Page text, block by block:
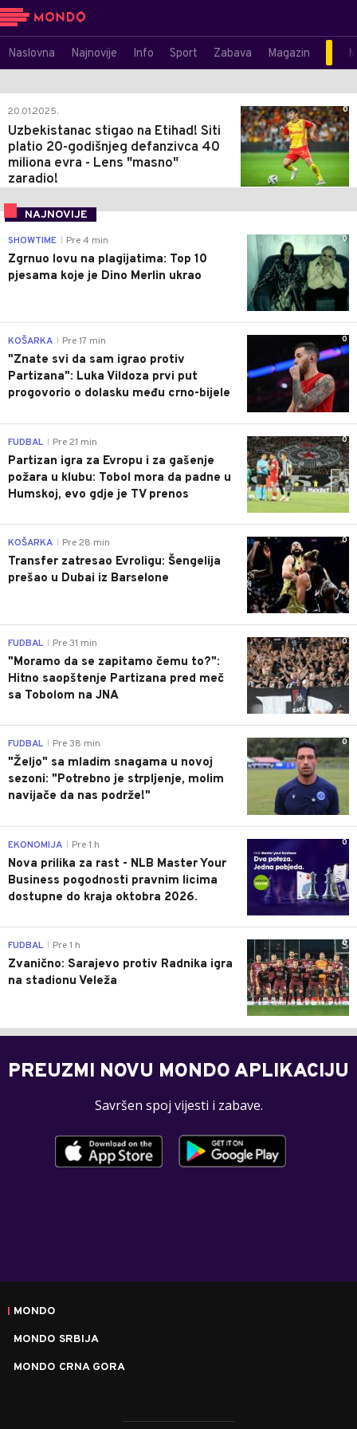
Naslovna Najnovije Info Sport Zabava Magazin
20.01.2025.
Uzbekistanac stigao na Etihad! Siti
platio 20-godišnjeg defanzivca 40
miliona evra - Lens "masno"
zaradio!
0
NAJNOVIJE
0
SHOWTIME Pre 4 min
Zgrnuo lovu na plagijatima: Top 10
pjesama koje je Dino Merlin ukrao
0
KOŠARKA Pre 17 min
"Znate svi da sam igrao protiv
Partizana": Luka Vildoza prvi put
progovorio o dolasku među crno-bijele
0
FUDBAL Pre 21 min
Partizan igra za Evropu i za gašenje
požara u klubu: Tobol mora da padne u
Humskoj, evo gdje je TV prenos
0
KOŠARKA Pre 28 min
Transfer zatresao Evroligu: Šengelija
prešao u Dubai iz Barselone
0
FUDBAL Pre 31 min
"Moramo da se zapitamo čemu to?":
Hitno saopštenje Partizana pred meč
sa Tobolom na JNA
0
FUDBAL Pre 38 min
"Željo" sa mladim snagama u novoj
sezoni: "Potrebno je strpljenje, molim
navijače da nas podrže!"
0
EKONOMIJA Pre 1 h
Nova prilika za rast - NLB Master Your
Business pogodnosti pravnim licima
dostupne do kraja oktobra 2026.
0
FUDBAL Pre 1 h
Zvanično: Sarajevo protiv Radnika igra
na stadionu Veleža
PREUZMI NOVU MONDO APLIKACIJU
Savršen spoj vijesti i zabave.
MONDO
MONDO SRBIJA
MONDO CRNA GORA